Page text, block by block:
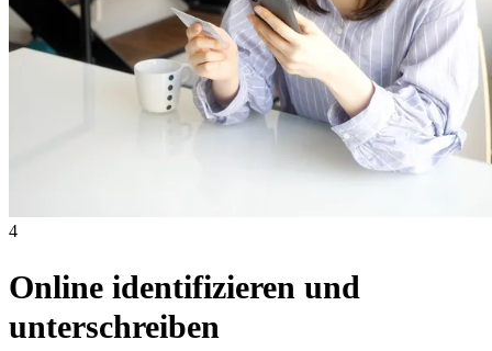
4
Online identifizieren und
unterschreiben